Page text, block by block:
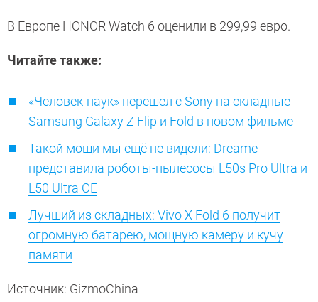
В Европе HONOR Watch 6 оценили в 299,99 евро.
Читайте также:
«Человек-паук» перешел с Sony на складные
Samsung Galaxy Z Flip и Fold в новом фильме
Такой мощи мы ещё не видели: Dreame
представила роботы-пылесосы L50s Pro Ultra и
L50 Ultra CE
Лучший из складных: Vivo X Fold 6 получит
огромную батарею, мощную камеру и кучу
памяти
Источник: GizmoChina